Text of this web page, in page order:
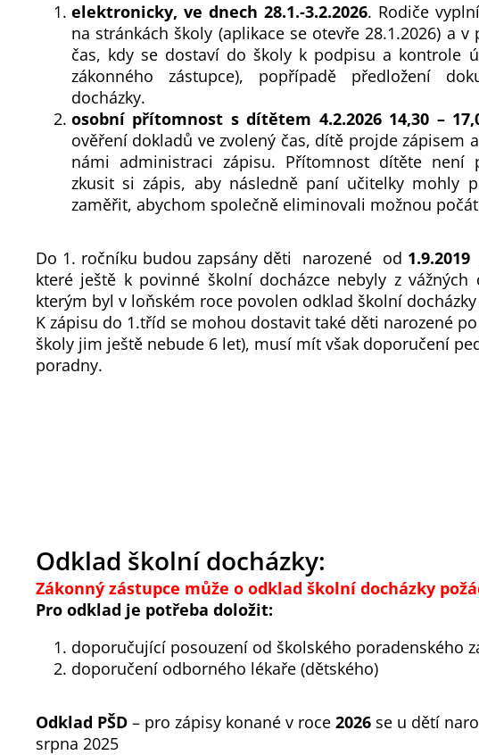
elektronicky, ve dnech 28.1.-3.2.2026. Rodiče
na stránkách školy (aplikace se otevře 28.1.2026) a
čas, kdy se dostaví do školy k podpisu a kontrole
zákonného zástupce), popřípadě předložení
docházky.
osobní přítomnost s dítětem 4.2.2026 14,30 –
ověření dokladů ve zvolený čas, dítě projde zápisem
námi administraci zápisu. Přítomnost dítěte není
zkusit si zápis, aby následně paní učitelky mohly
zaměřit, abychom společně eliminovali možnou
Do 1. ročníku budou zapsány děti narozené od
které ještě k povinné školní docházce nebyly z vážných
kterým byl v loňském roce povolen odklad školní
K zápisu do 1.tříd se mohou dostavit také děti narozené po
školy jim ještě nebude 6 let), musí mít však doporučení
poradny.
Odklad školní docházky:
Zákonný zástupce může o odklad školní docházky
Pro odklad je potřeba doložit:
doporučující posouzení od školského poradenského
doporučení odborného lékaře (dětského)
Odklad PŠD – pro zápisy konané v roce 2026 se u dětí
srpna 2025